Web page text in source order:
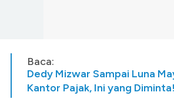
Baca:
Dedy Mizwar Sampai Luna
Kantor Pajak, Ini yang Diminta!